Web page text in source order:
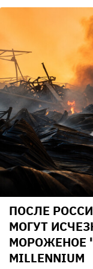
ПОСЛЕ
МОГУТ
МОРОЖЕНОЕ
MILLENNIUM